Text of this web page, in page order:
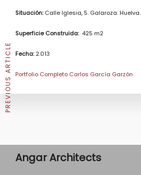
Situación:Calle Iglesia, 5. Galaroza. Huelva.
Superficie Construida: 425 m2
Fecha:2.013
Portfolio Completo Carlos García Garzón
PREVIOUS ARTICLE
Angar Architects